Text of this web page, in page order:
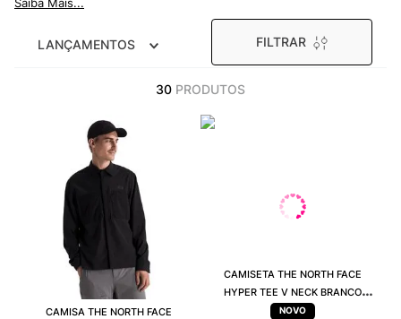
LANÇAMENTOS FILTRAR
30 PRODUTOS
CAMISA THE NORTH FACE
CAMISETA THE NORTH FACE
HYPER TEE V NECK BRANCO
A048NFN4